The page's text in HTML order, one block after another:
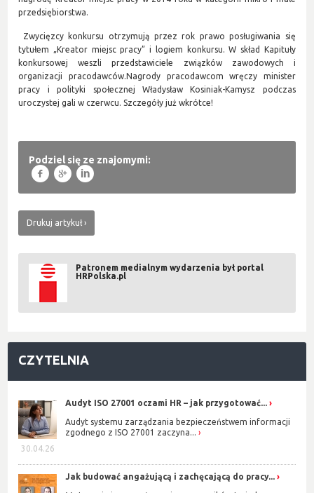
przedsiębiorstwa.
Zwycięzcy konkursu otrzymują przez rok prawo posługiwania się
tytułem „Kreator miejsc pracy” i logiem konkursu. W skład Kapituły
konkursowej weszli przedstawiciele związków zawodowych i
organizacji pracodawców.Nagrody pracodawcom wręczy minister
pracy i polityki społecznej Władysław Kosiniak-Kamysz podczas
uroczystej gali w czerwcu. Szczegóły już wkrótce!
Podziel się ze znajomymi:
f g l
Drukuj artykuł
Patronem medialnym wydarzenia był portal
HRPolska.pl
CZYTELNIA
30.04.26
Audyt ISO 27001 oczami HR – jak przygotować...
Audyt systemu zarządzania bezpieczeństwem informacji
zgodnego z ISO 27001 zaczyna...
Jak budować angażującą i zachęcającą do pracy...